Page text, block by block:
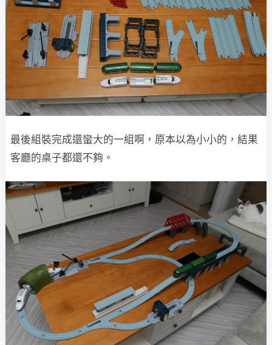
最後組裝完成還蠻大的一組啊，原本以為小小的，結果
客廳的桌子都還不夠。